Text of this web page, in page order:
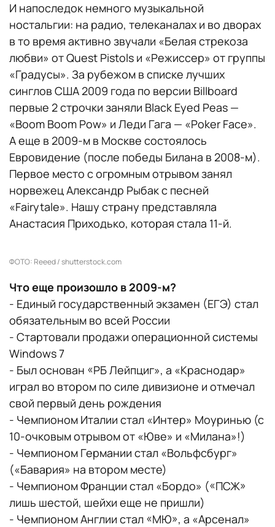
И напоследок немного музыкальной
ностальгии: на радио, телеканалах и во дворах
в то время активно звучали «Белая стрекоза
любви» от Quest Pistols и «Режиссер» от группы
«Градусы». За рубежом в списке лучших
синглов США 2009 года по версии Billboard
первые 2 строчки заняли Black Eyed Peas —
«Boom Boom Pow» и Леди Гага — «Poker Face».
А еще в 2009-м в Москве состоялось
Евровидение (после победы Билана в 2008-м).
Первое место с огромным отрывом занял
норвежец Александр Рыбак с песней
«Fairytale». Нашу страну представляла
Анастасия Приходько, которая стала 11-й.
ФОТО: Reeed / shutterstock.com
Что еще произошло в 2009-м?
- Единый государственный экзамен (ЕГЭ) стал
обязательным во всей России
- Стартовали продажи операционной системы
Windows 7
- Был основан «РБ Лейпциг», а «Краснодар»
играл во втором по силе дивизионе и отмечал
свой первый день рождения
- Чемпионом Италии стал «Интер» Моуринью (с
10-очковым отрывом от «Юве» и «Милана»!)
- Чемпионом Германии стал «Вольфсбург»
(«Бавария» на втором месте)
- Чемпионом Франции стал «Бордо» («ПСЖ»
лишь шестой, шейхи еще не пришли)
- Чемпионом Англии стал «МЮ», а «Арсенал»